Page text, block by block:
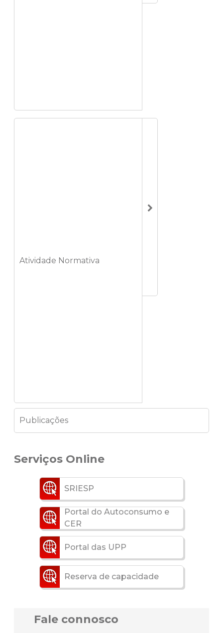
Atividade Normativa
Publicações
Serviços Online
SRIESP
Portal do Autoconsumo e
CER
Portal das UPP
Reserva de capacidade
Fale connosco